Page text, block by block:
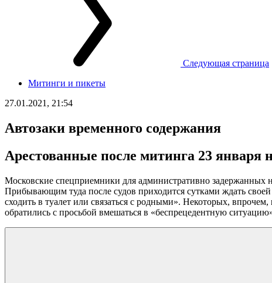
Следующая страница
Митинги и пикеты
27.01.2021, 21:54
Автозаки временного содержания
Арестованные после митинга 23 января
Московские спецприемники для административно задержанных
Прибывающим туда после судов приходится сутками ждать
сходить в туалет или связаться с родными». Некоторых,
обратились с просьбой вмешаться в «беспрецедентную